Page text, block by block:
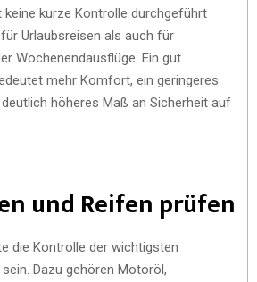
kurze Kontrolle durchgeführt
Urlaubsreisen als auch für
Wochenendausflüge. Ein gut
mehr Komfort, ein geringeres
höheres Maß an Sicherheit auf
und Reifen prüfen
die Kontrolle der wichtigsten
Dazu gehören Motoröl,